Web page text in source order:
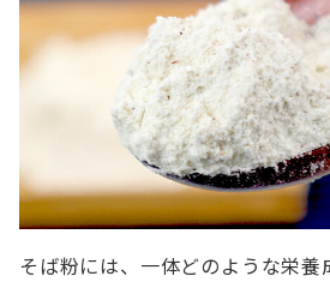
そば粉には、一体どのような栄養